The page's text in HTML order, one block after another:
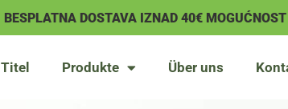
BESPLATNA DOSTAVA IZNAD 40€
Titel Produkte Über uns